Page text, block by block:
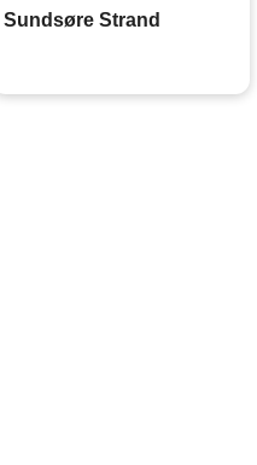
Sundsøre Strand